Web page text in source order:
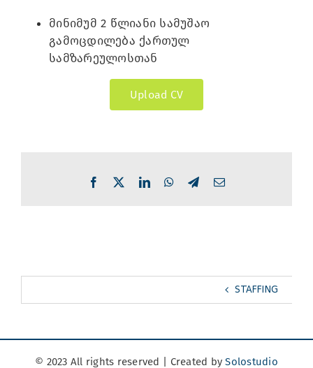
მინიმუმ 2 წლიანი სამუშაო
გამოცდილება ქართულ
სამზარეულოსთან
Upload CV
Facebook LinkedInWhatsApp
TelegramEmail
STAFFING
© 2023 All rights reserved | Created bySolostudio